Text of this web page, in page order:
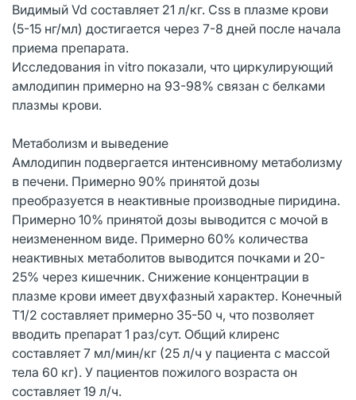
Видимый Vd составляет 21 л/кг. Css в плазме крови
(5-15 нг/мл) достигается через 7-8 дней после начала
приема препарата.
Исследования in vitro показали, что циркулирующий
амлодипин примерно на 93-98% связан с белками
плазмы крови.
Метаболизм и выведение
Амлодипин подвергается интенсивному метаболизму
в печени. Примерно 90% принятой дозы
преобразуется в неактивные производные пиридина.
Примерно 10% принятой дозы выводится с мочой в
неизмененном виде. Примерно 60% количества
неактивных метаболитов выводится почками и 20-
25% через кишечник. Снижение концентрации в
плазме крови имеет двухфазный характер. Конечный
T1/2 составляет примерно 35-50 ч, что позволяет
вводить препарат 1 раз/сут. Общий клиренс
составляет 7 мл/мин/кг (25 л/ч у пациента с массой
тела 60 кг). У пациентов пожилого возраста он
составляет 19 л/ч.